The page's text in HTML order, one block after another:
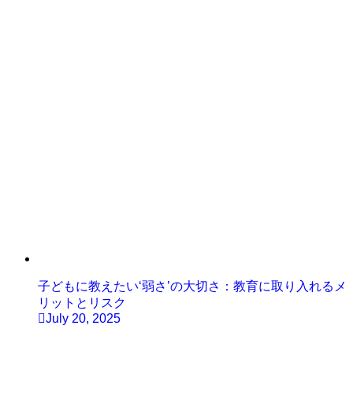
子どもに教えたい‘弱さ’の大切さ：教育に取り入れるメ
リットとリスク
July 20, 2025